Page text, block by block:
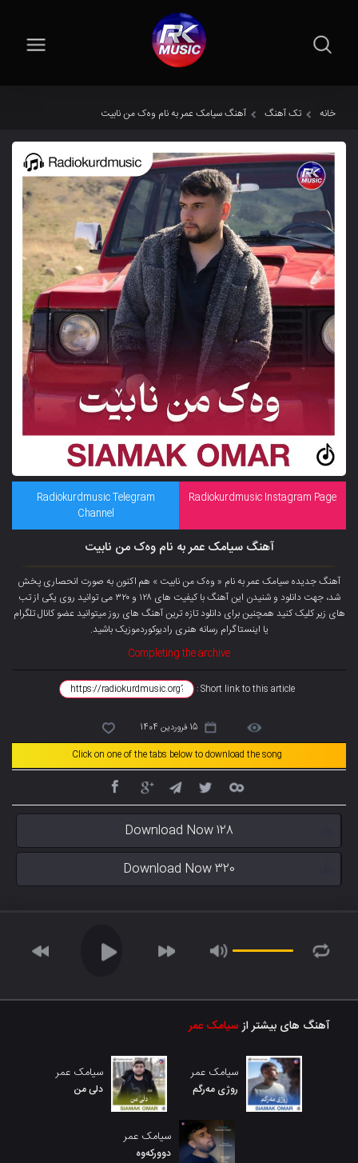
خانه تک آهنگ آهنگ سیامک عمر به نام وەک من نابیت
Radiokurdmusic Instagram Page
Radiokurdmusic Telegram
Channel
آهنگ سیامک عمر به نام وەک من نابیت
آهنگ جدیده سیامک عمر به نام « وەک من نابیت » هم اکنون به صورت انحصاری پخش
شد، جهت دانلود و شنیدن این آهنگ با کیفیت های ۱۲۸ و ۳۲۰ می توانید روی یکی از تب
های زیر کلیک کنید همچنین برای دانلود تازه ترین آهنگ های روز میتوانید عضو کانال تلگرام
یا اینستاگرام رسانه هنری رادیوکوردموزیک باشید.
Completing the archive
Short link to this article :
15 فروردین 1404
Click on one of the tabs below to download the song
Download Now 128
Download Now 320
آهنگ های بیشتر ازسیامک عمر
سیامک عمر
روژی مەرگم
سیامک عمر
دلی من
سیامک عمر
دوورکەوە